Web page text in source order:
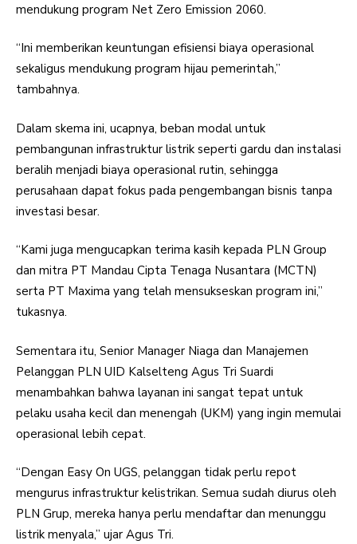
mendukung program Net Zero Emission 2060.
“Ini memberikan keuntungan efisiensi biaya operasional
sekaligus mendukung program hijau pemerintah,”
tambahnya.
Dalam skema ini, ucapnya, beban modal untuk
pembangunan infrastruktur listrik seperti gardu dan instalasi
beralih menjadi biaya operasional rutin, sehingga
perusahaan dapat fokus pada pengembangan bisnis tanpa
investasi besar.
“Kami juga mengucapkan terima kasih kepada PLN Group
dan mitra PT Mandau Cipta Tenaga Nusantara (MCTN)
serta PT Maxima yang telah mensukseskan program ini,”
tukasnya.
Sementara itu, Senior Manager Niaga dan Manajemen
Pelanggan PLN UID Kalselteng Agus Tri Suardi
menambahkan bahwa layanan ini sangat tepat untuk
pelaku usaha kecil dan menengah (UKM) yang ingin memulai
operasional lebih cepat.
“Dengan Easy On UGS, pelanggan tidak perlu repot
mengurus infrastruktur kelistrikan. Semua sudah diurus oleh
PLN Grup, mereka hanya perlu mendaftar dan menunggu
listrik menyala,” ujar Agus Tri.